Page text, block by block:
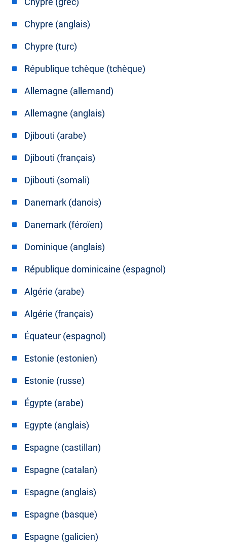
Chypre (anglais)
Chypre (turc)
République tchèque (tchèque)
Allemagne (allemand)
Allemagne (anglais)
Djibouti (arabe)
Djibouti (français)
Djibouti (somali)
Danemark (danois)
Danemark (féroïen)
Dominique (anglais)
République dominicaine (espagnol)
Algérie (arabe)
Algérie (français)
Équateur (espagnol)
Estonie (estonien)
Estonie (russe)
Égypte (arabe)
Egypte (anglais)
Espagne (castillan)
Espagne (catalan)
Espagne (anglais)
Espagne (basque)
Espagne (galicien)